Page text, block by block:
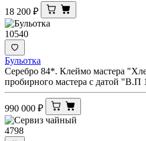
18 200 ₽
10540
Бульотка
Серебро 84*. Клеймо мастера
пробирного мастера с датой
990 000 ₽
4798